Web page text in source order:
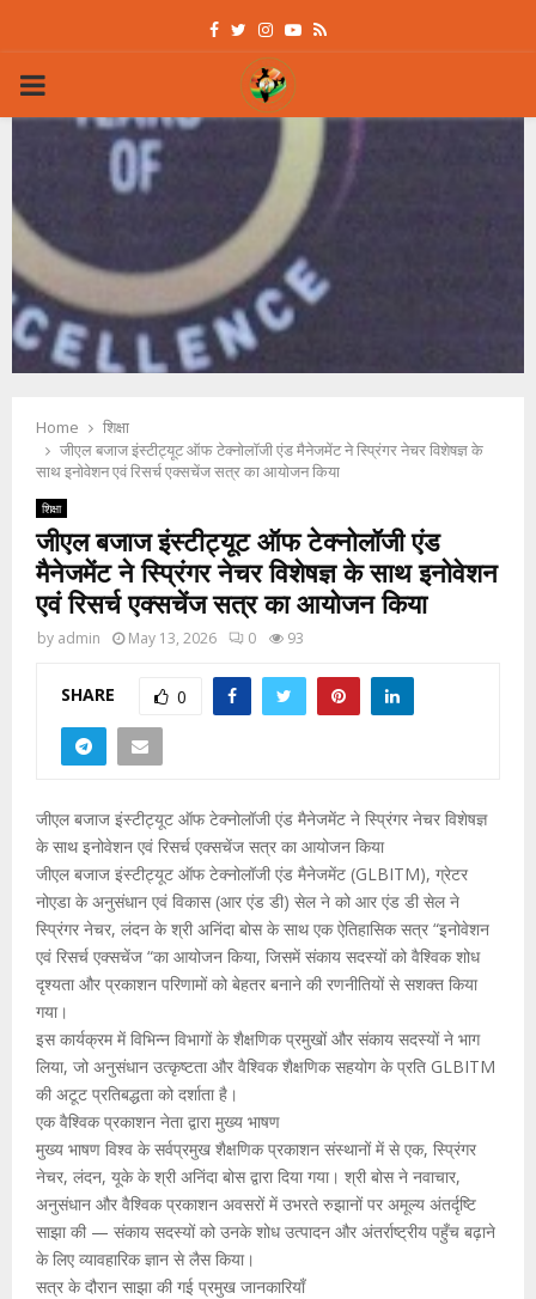
Facebook
Twitter
Instagram
Youtube
Rss
PRIMARY
Home
शिक्षा
जीएल बजाज इंस्टीट्यूट ऑफ टेक्नोलॉजी एंड मैनेजमेंट ने स्प्रिंगर नेचर विशेषज्ञ के
साथ इनोवेशन एवं रिसर्च एक्सचेंज सत्र का आयोजन किया
शिक्षा
जीएल बजाज इंस्टीट्यूट ऑफ टेक्नोलॉजी एंड
मैनेजमेंट ने स्प्रिंगर नेचर विशेषज्ञ के साथ इनोवेशन
एवं रिसर्च एक्सचेंज सत्र का आयोजन किया
by admin May 13, 2026 0 93
SHARE 0
जीएल बजाज इंस्टीट्यूट ऑफ टेक्नोलॉजी एंड मैनेजमेंट ने स्प्रिंगर नेचर विशेषज्ञ
के साथ इनोवेशन एवं रिसर्च एक्सचेंज सत्र का आयोजन किया
जीएल बजाज इंस्टीट्यूट ऑफ टेक्नोलॉजी एंड मैनेजमेंट (GLBITM), ग्रेटर
नोएडा के अनुसंधान एवं विकास (आर एंड डी) सेल ने को आर एंड डी सेल ने
स्प्रिंगर नेचर, लंदन के श्री अनिंदा बोस के साथ एक ऐतिहासिक सत्र “इनोवेशन
एवं रिसर्च एक्सचेंज “का आयोजन किया, जिसमें संकाय सदस्यों को वैश्विक शोध
दृश्यता और प्रकाशन परिणामों को बेहतर बनाने की रणनीतियों से सशक्त किया
गया।
इस कार्यक्रम में विभिन्न विभागों के शैक्षणिक प्रमुखों और संकाय सदस्यों ने भाग
लिया, जो अनुसंधान उत्कृष्टता और वैश्विक शैक्षणिक सहयोग के प्रति GLBITM
की अटूट प्रतिबद्धता को दर्शाता है।
एक वैश्विक प्रकाशन नेता द्वारा मुख्य भाषण
मुख्य भाषण विश्व के सर्वप्रमुख शैक्षणिक प्रकाशन संस्थानों में से एक, स्प्रिंगर
नेचर, लंदन, यूके के श्री अनिंदा बोस द्वारा दिया गया। श्री बोस ने नवाचार,
अनुसंधान और वैश्विक प्रकाशन अवसरों में उभरते रुझानों पर अमूल्य अंतर्दृष्टि
साझा की — संकाय सदस्यों को उनके शोध उत्पादन और अंतर्राष्ट्रीय पहुँच बढ़ाने
के लिए व्यावहारिक ज्ञान से लैस किया।
सत्र के दौरान साझा की गई प्रमुख जानकारियाँ